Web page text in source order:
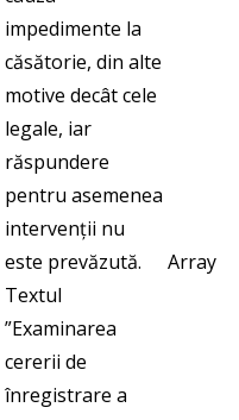
impedimente la
căsătorie, din alte
motive decât cele
legale, iar
răspundere
pentru asemenea
intervenții nu
este prevăzută.
Textul
”Examinarea
cererii de
înregistrare a
Array